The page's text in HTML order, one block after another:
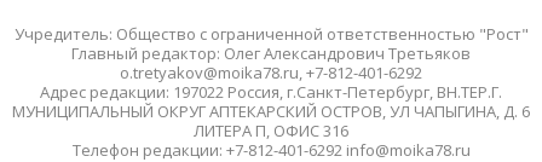
Учредитель: Общество с ограниченной ответственностью "Рост"
Главный редактор: Олег Александрович Третьяков
o.tretyakov@moika78.ru, +7-812-401-6292
Адрес редакции: 197022 Россия, г.Санкт-Петербург, ВН.ТЕР.Г.
МУНИЦИПАЛЬНЫЙ ОКРУГ АПТЕКАРСКИЙ ОСТРОВ, УЛ ЧАПЫГИНА, Д. 6
ЛИТЕРА П, ОФИС 316
Телефон редакции: +7-812-401-6292 info@moika78.ru